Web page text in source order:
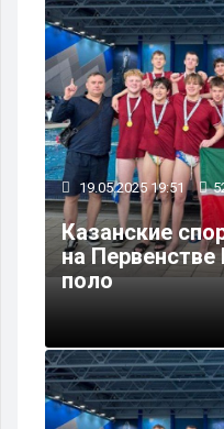
19.05.2025 19:51
Казанские
на
поло